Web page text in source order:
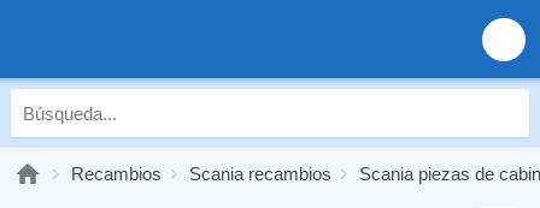
Recambios Scania recambios Scania piezas de